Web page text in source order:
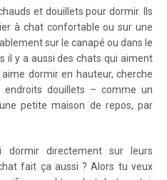
et douillets pour dormir. Ils
à chat confortable ou sur une
sur le canapé ou dans le
il y a aussi des chats qui aiment
dormir en hauteur, cherche
douillets – comme un
petite maison de repos, par
dormir directement sur leurs
fait ça aussi ? Alors tu veux